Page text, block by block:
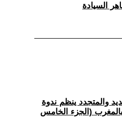
والمتجدد ينظم ندوة
(الجزء الخامس